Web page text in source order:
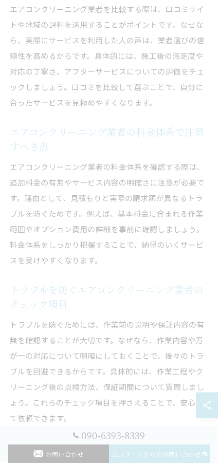
エアコンクリーニング業者を比較する際は、口コミサイ
トや地域の評判を活用することがポイントです。なぜな
ら、実際にサービスを利用した人の声は、業者選びの信
頼性を高めるからです。具体的には、施工後の満足度や
対応の丁寧さ、アフターサービスについての評価をチェ
ックしましょう。口コミを比較して選ぶことで、自分に
合ったサービスを見極めやすくなります。
エアコンクリーニング業者の料金体系で注意
すべき点
エアコンクリーニング業者の料金体系を確認する際は、
追加料金の有無やサービス内容の明確さに注意が必要で
す。理由として、見積もりと実際の請求額が異なるトラ
ブルを防ぐためです。例えば、基本料金に含まれる作業
範囲やオプション費用の詳細を事前に確認しましょう。
料金体系をしっかり把握することで、納得のいくサービ
スを受けやすくなります。
トラブルを防ぐエアコンクリーニング業者の
チェック項目
トラブルを防ぐためには、作業前の説明や保証内容の有
無を確認することが大切です。なぜなら、作業内容や万
が一の対応について明確にしておくことで、後々のトラ
ブルを回避できるからです。具体的には、作業工程やク
リーニング後の点検方法、保証期間について質問しまし
ょう。これらのチェック項目を押さえることで、安心し
て依頼できます。
見積もり時に確認したいエアコンクリーニン
090-6393-8339
お問い合わせ 公式ラインからのお問い合わせ